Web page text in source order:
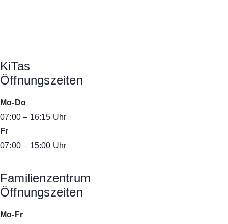
KiTas
Öffnungszeiten
Mo-Do
07:00 – 16:15 Uhr
Fr
07:00 – 15:00 Uhr
Familienzentrum
Öffnungszeiten
Mo-Fr